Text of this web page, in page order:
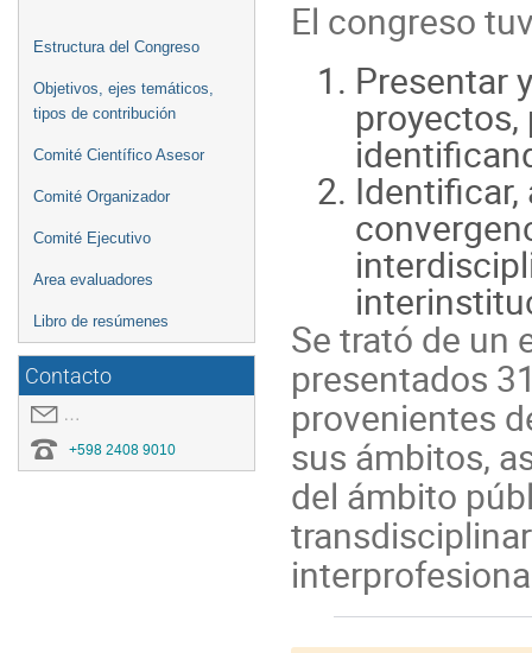
Estructura del Congreso
Objetivos, ejes temáticos,
tipos de contribución
Comité Científico Asesor
Comité Organizador
Comité Ejecutivo
Area evaluadores
Libro de resúmenes
Contacto
covid19.congresoei@gmail.com
+598 2408 9010
El congreso
Presentar
Se trató de un
presentados
provenientes
sus ámbitos,
del ámbito